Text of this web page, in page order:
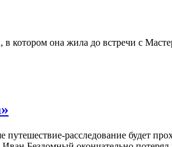
в котором она жила до встречи с
расследование будет